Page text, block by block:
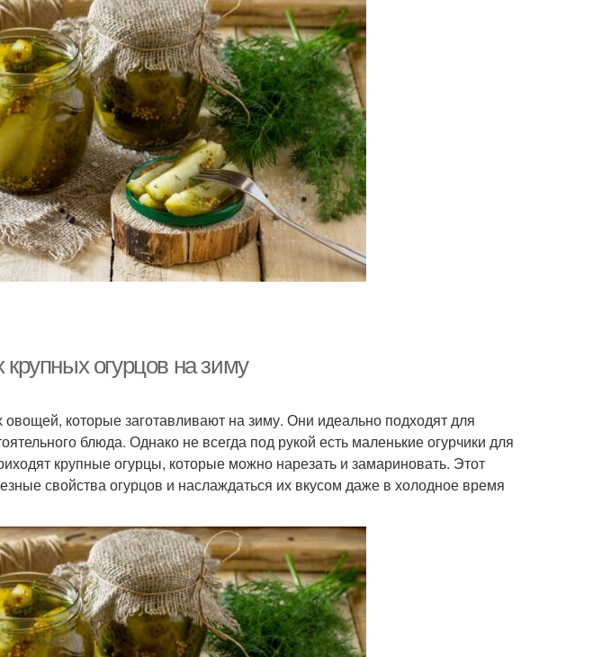
крупных огурцов на зиму
которые заготавливают на зиму. Они идеально подходят для
блюда. Однако не всегда под рукой есть маленькие огурчики для
крупные огурцы, которые можно нарезать и замариновать. Этот
свойства огурцов и наслаждаться их вкусом даже в холодное время